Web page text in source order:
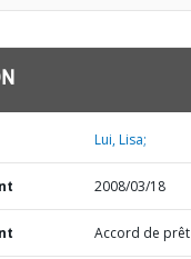
Lui, Lisa;
2008/03/18
Accord de prêt